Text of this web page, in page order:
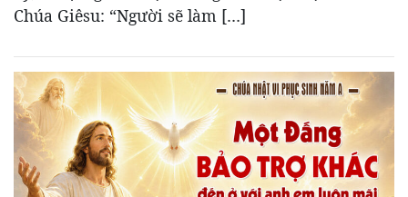
Chúa Giêsu: “Người sẽ làm […]